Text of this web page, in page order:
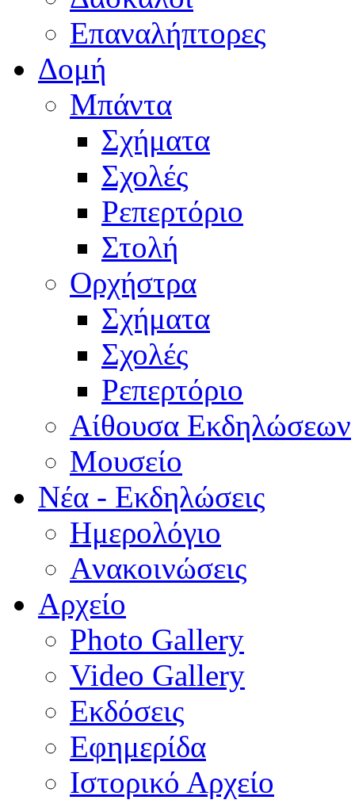
Επαναλήπτορες
Δομή
Μπάντα
Σχήματα
Σχολές
Ρεπερτόριο
Στολή
Ορχήστρα
Σχήματα
Σχολές
Ρεπερτόριο
Aίθουσα Εκδηλώσεων
Μουσείο
Νέα - Εκδηλώσεις
Ημερολόγιο
Aνακοινώσεις
Αρχείο
Photo Gallery
Video Gallery
Εκδόσεις
Εφημερίδα
Ιστορικό Αρχείο